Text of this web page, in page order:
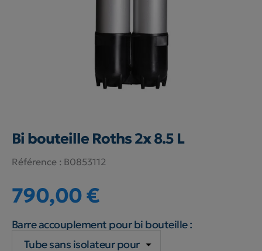
Bi bouteille Roths 2x 8.5 L
Référence : B0853112
790,00 €
Barre accouplement pour bi bouteille :